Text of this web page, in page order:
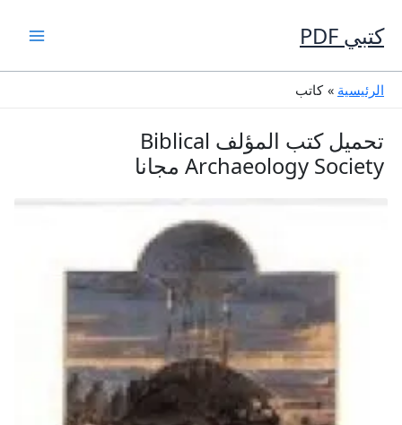
إلى
المحتوى
كتبي PDF
الرئيسية كاتب
تحميل كتب المؤلف Biblical
Archaeology Society مجانا